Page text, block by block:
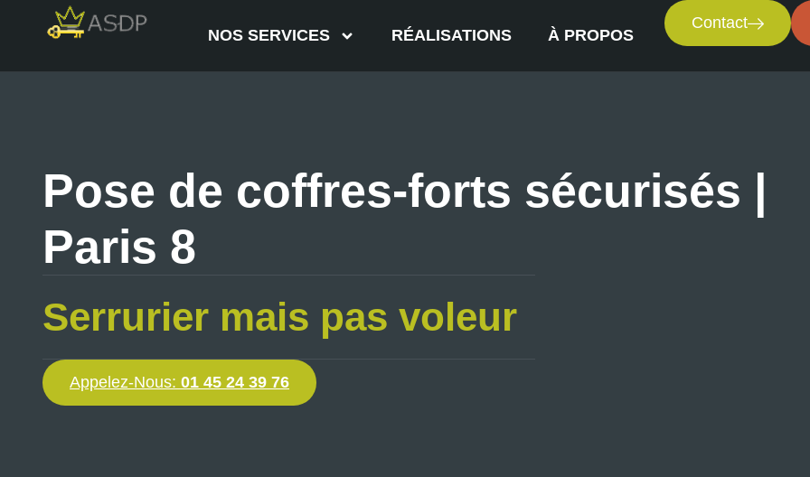
Contact
NOS SERVICES RÉALISATIONS À PROPOS
Pose de coffres-forts sécurisés |
Paris 8
Serrurier mais pas voleur
Appelez-Nous: 01 45 24 39 76